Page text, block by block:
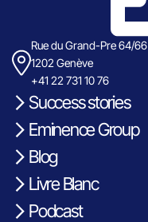
Rue du Grand-Pre 64/66
1202 Genève
+41 22 731 10 76
Success stories
Eminence Group
Blog
Livre Blanc
Podcast